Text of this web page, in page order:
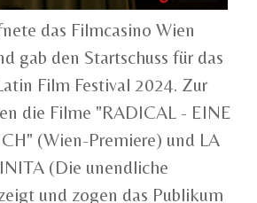
das Filmcasino Wien
gab den Startschuss für das
Film Festival 2024. Zur
die Filme "RADICAL - EINE
(Wien-Premiere) und LA
(Die unendliche
und zogen das Publikum